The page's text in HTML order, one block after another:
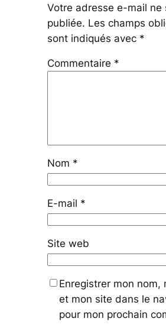
Votre adresse e-mail ne
publiée. Les champs
sont indiqués avec *
Commentaire *
Nom *
E-mail *
Site web
Enregistrer mon nom,
et mon site dans le
pour mon prochain